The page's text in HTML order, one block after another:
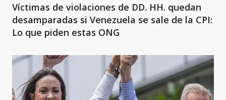
Víctimas de violaciones de DD. HH. quedan
desamparadas si Venezuela se sale de la CPI:
Lo que piden estas ONG